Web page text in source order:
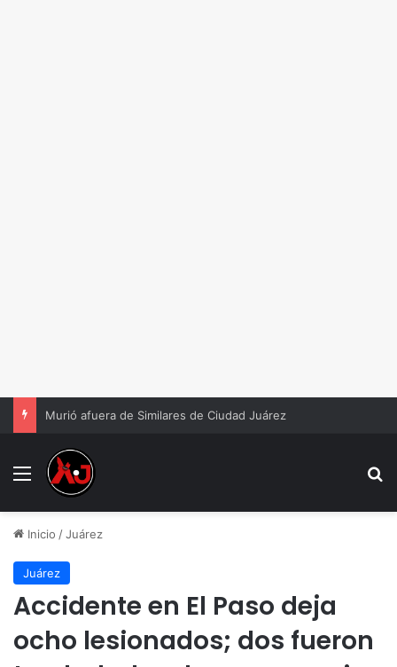
Murió afuera de Similares de Ciudad Juárez
Menu
Inicio /Juárez
Juárez
Accidente en El Paso deja
ocho lesionados; dos fueron